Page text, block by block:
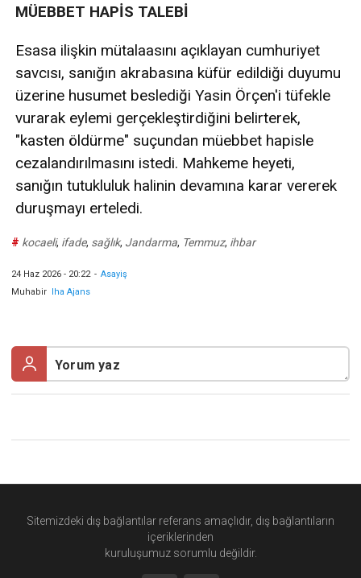
MÜEBBET HAPİS TALEBİ
Esasa ilişkin mütalaasını açıklayan cumhuriyet
savcısı, sanığın akrabasına küfür edildiği duyumu
üzerine husumet beslediği Yasin Örçen'i tüfekle
vurarak eylemi gerçekleştirdiğini belirterek,
"kasten öldürme" suçundan müebbet hapisle
cezalandırılmasını istedi. Mahkeme heyeti,
sanığın tutukluluk halinin devamına karar vererek
duruşmayı erteledi.
# kocaeli, ifade, sağlık, Jandarma, Temmuz, ihbar
24 Haz 2026 - 20:22 - Asayiş
Muhabir Iha Ajans
Sitemizdeki dış bağlantılar referans amaçlıdır, dış bağlantıların
içeriklerinden
kuruluşumuz sorumlu değildir.